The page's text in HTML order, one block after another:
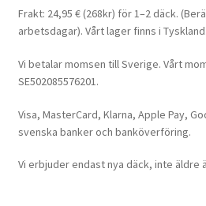
Frakt: 24,95 € (268kr) för 1–2 däck.
arbetsdagar). Vårt lager finns i Tyskland.
Vi betalar momsen till Sverige. Vårt
SE502085576201.
Visa, MasterCard, Klarna, Apple Pay,
svenska banker och banköverföring.
Vi erbjuder endast nya däck, inte äldre